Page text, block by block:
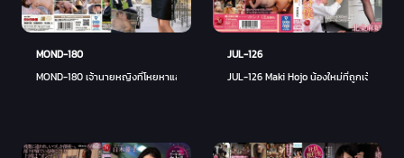
MOND-180
MOND-180 เจ้านายหญิงที่โหยหาและมาโกะ ซาเอกิ
JUL-126
JUL-126 Maki Hojo น้องใหม่ที่ถูกเจ้านาย